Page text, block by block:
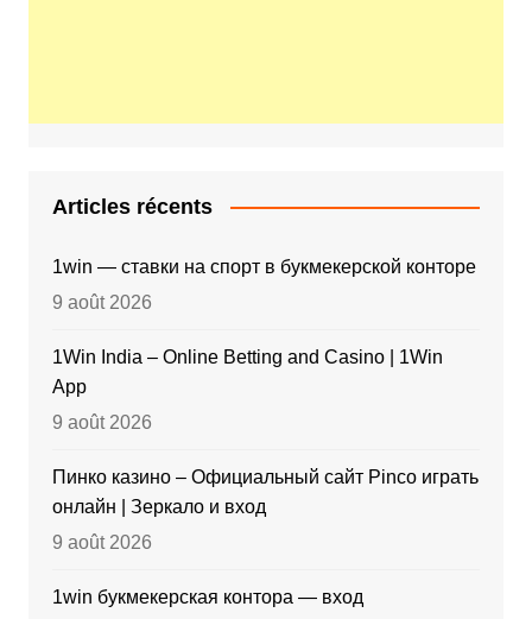
Articles récents
1win — ставки на спорт в букмекерской конторе
9 août 2026
1Win India – Online Betting and Casino | 1Win
App
9 août 2026
Пинко казино – Официальный сайт Pinco играть
онлайн | Зеркало и вход
9 août 2026
1win букмекерская контора — вход